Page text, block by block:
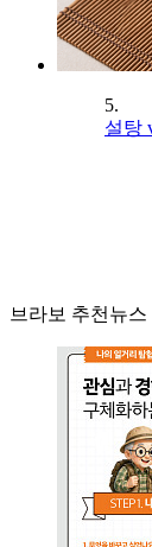
5.
설탕
브라보 추천뉴스